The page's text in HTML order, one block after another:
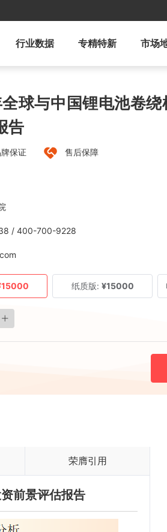
行业数据 专精特新 市场
球与中国锂电池卷绕
告
保证 售后保障
/ 400-700-9228
纸质版: ¥15000
荣膺引用
前景评估报告